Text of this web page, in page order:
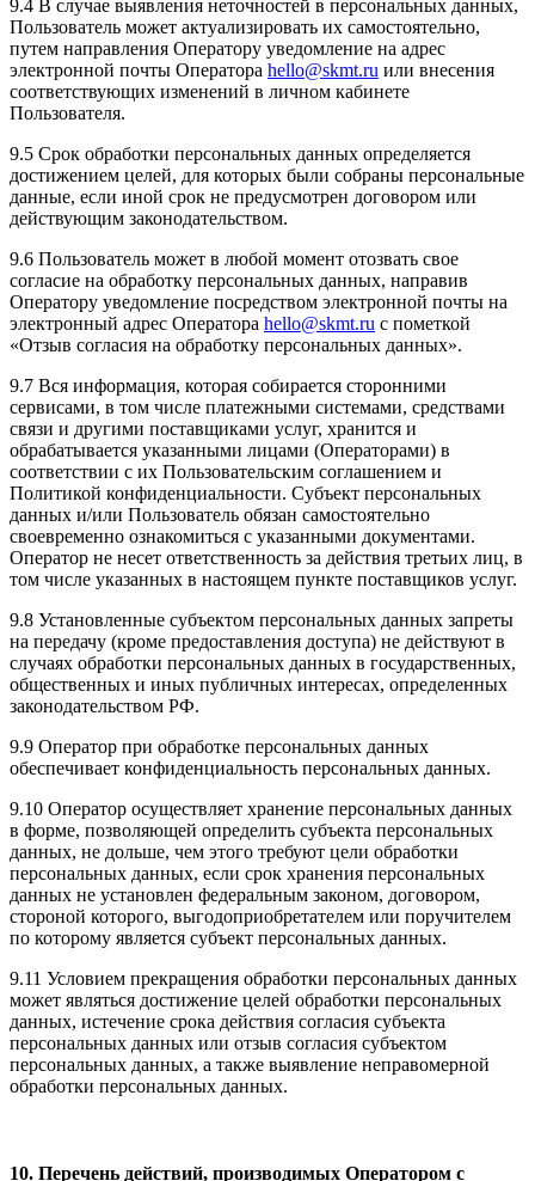
9.4 В случае выявления неточностей в персональных данных,
Пользователь может актуализировать их самостоятельно,
путем направления Оператору уведомление на адрес
электронной почты Оператора hello@skmt.ru или внесения
соответствующих изменений в личном кабинете
Пользователя.
9.5 Срок обработки персональных данных определяется
достижением целей, для которых были собраны персональные
данные, если иной срок не предусмотрен договором или
действующим законодательством.
9.6 Пользователь может в любой момент отозвать свое
согласие на обработку персональных данных, направив
Оператору уведомление посредством электронной почты на
электронный адрес Оператора hello@skmt.ru с пометкой
«Отзыв согласия на обработку персональных данных».
9.7 Вся информация, которая собирается сторонними
сервисами, в том числе платежными системами, средствами
связи и другими поставщиками услуг, хранится и
обрабатывается указанными лицами (Операторами) в
соответствии с их Пользовательским соглашением и
Политикой конфиденциальности. Субъект персональных
данных и/или Пользователь обязан самостоятельно
своевременно ознакомиться с указанными документами.
Оператор не несет ответственность за действия третьих лиц, в
том числе указанных в настоящем пункте поставщиков услуг.
9.8 Установленные субъектом персональных данных запреты
на передачу (кроме предоставления доступа) не действуют в
случаях обработки персональных данных в государственных,
общественных и иных публичных интересах, определенных
законодательством РФ.
9.9 Оператор при обработке персональных данных
обеспечивает конфиденциальность персональных данных.
9.10 Оператор осуществляет хранение персональных данных
в форме, позволяющей определить субъекта персональных
данных, не дольше, чем этого требуют цели обработки
персональных данных, если срок хранения персональных
данных не установлен федеральным законом, договором,
стороной которого, выгодоприобретателем или поручителем
по которому является субъект персональных данных.
9.11 Условием прекращения обработки персональных данных
может являться достижение целей обработки персональных
данных, истечение срока действия согласия субъекта
персональных данных или отзыв согласия субъектом
персональных данных, а также выявление неправомерной
обработки персональных данных.
10. Перечень действий, производимых Оператором с